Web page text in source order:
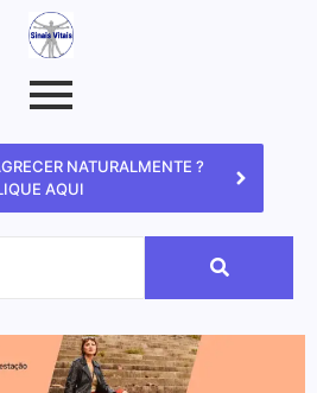
NATURALMENTE ?
AQUI